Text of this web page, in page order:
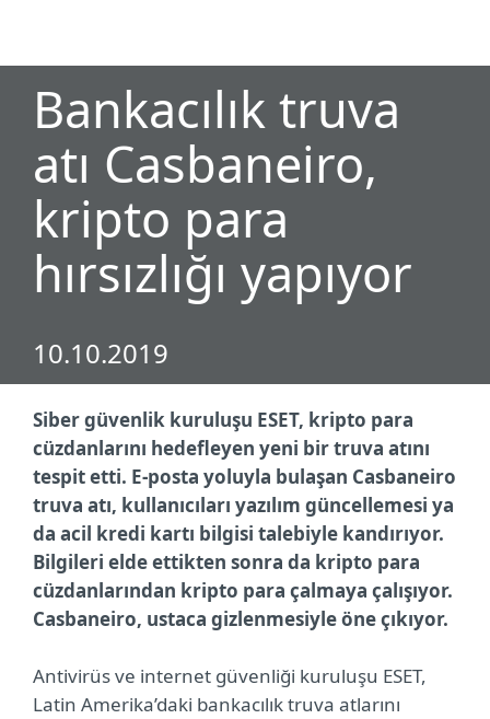
Bankacılık truva
atı Casbaneiro,
kripto para
hırsızlığı yapıyor
10.10.2019
Siber güvenlik kuruluşu ESET, kripto para
cüzdanlarını hedefleyen yeni bir truva atını
tespit etti. E-posta yoluyla bulaşan Casbaneiro
truva atı, kullanıcıları yazılım güncellemesi ya
da acil kredi kartı bilgisi talebiyle kandırıyor.
Bilgileri elde ettikten sonra da kripto para
cüzdanlarından kripto para çalmaya çalışıyor.
Casbaneiro, ustaca gizlenmesiyle öne çıkıyor.
Antivirüs ve internet güvenliği kuruluşu ESET,
Latin Amerika’daki bankacılık truva atlarını